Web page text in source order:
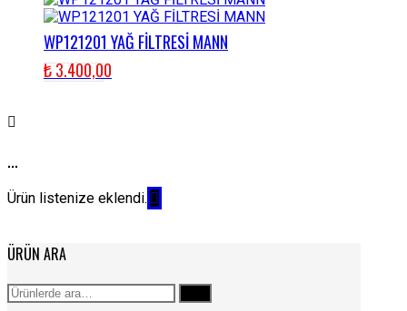
WP121201 YAĞ FİLTRESİ MANN
₺3.400,00
...
Ürün listenize eklendi.
ÜRÜN ARA
Ara: